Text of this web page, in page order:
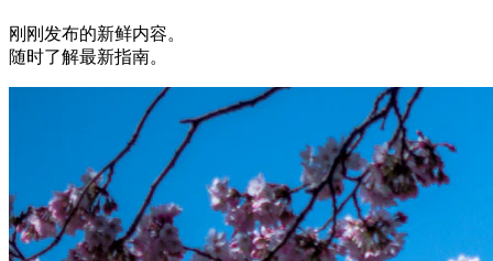
刚刚发布的新鲜内容。
随时了解最新指南。